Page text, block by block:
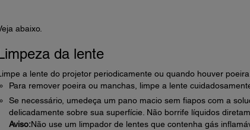
abaixo.
da lente
a lente do projetor periodicamente ou quando houver
Para remover poeira ou manchas, limpe a lente
Se necessário, umedeça um pano macio sem fiapos com a
delicadamente sobre sua superfície. Não borrife líquidos
Aviso:Não use um limpador de lentes que contenha gás